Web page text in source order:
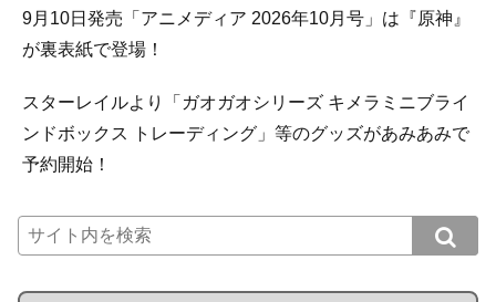
9月10日発売「アニメディア 2026年10月号」は『原神』
が裏表紙で登場！
スターレイルより「ガオガオシリーズ キメラミニブライ
ンドボックス トレーディング」等のグッズがあみあみで
予約開始！